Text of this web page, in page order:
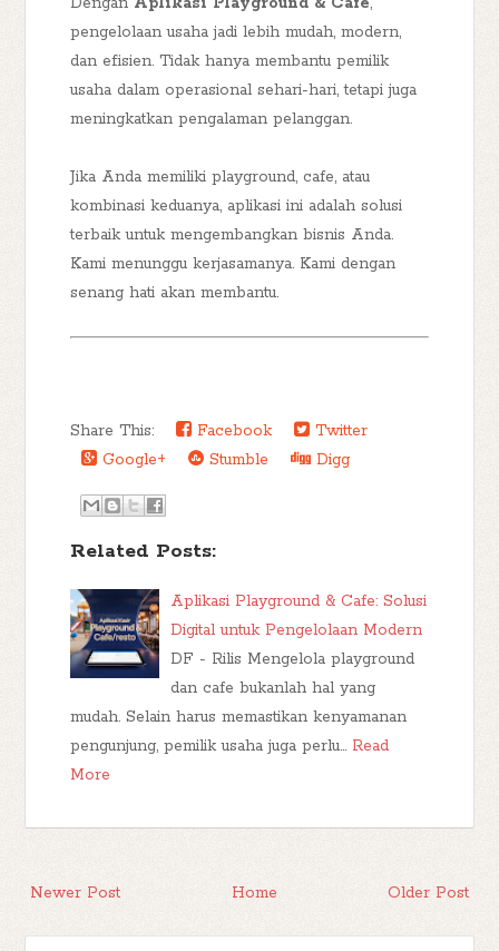
pengelolaan usaha jadi lebih mudah, modern,
dan efisien. Tidak hanya membantu pemilik
usaha dalam operasional sehari-hari, tetapi juga
meningkatkan pengalaman pelanggan.
Jika Anda memiliki playground, cafe, atau
kombinasi keduanya, aplikasi ini adalah solusi
terbaik untuk mengembangkan bisnis Anda.
Kami menunggu kerjasamanya. Kami dengan
senang hati akan membantu.
Share This: Facebook
Twitter
Google+
Stumble Digg
Related Posts:
Aplikasi Playground & Cafe: Solusi
Digital untuk Pengelolaan Modern
DF - Rilis Mengelola playground
dan cafe bukanlah hal yang
mudah. Selain harus memastikan kenyamanan
pengunjung, pemilik usaha juga perlu… Read
More
Newer Post Older Post
Home